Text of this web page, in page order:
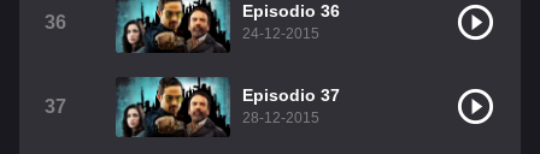
36
Episodio 36
24-12-2015
37
Episodio 37
28-12-2015